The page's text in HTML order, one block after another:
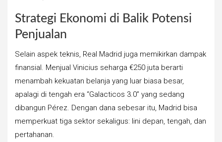
Strategi Ekonomi di Balik Potensi
Penjualan
Selain aspek teknis, Real Madrid juga memikirkan dampak
finansial. Menjual Vinicius seharga €250 juta berarti
menambah kekuatan belanja yang luar biasa besar,
apalagi di tengah era “Galacticos 3.0” yang sedang
dibangun Pérez. Dengan dana sebesar itu, Madrid bisa
memperkuat tiga sektor sekaligus: lini depan, tengah, dan
pertahanan.